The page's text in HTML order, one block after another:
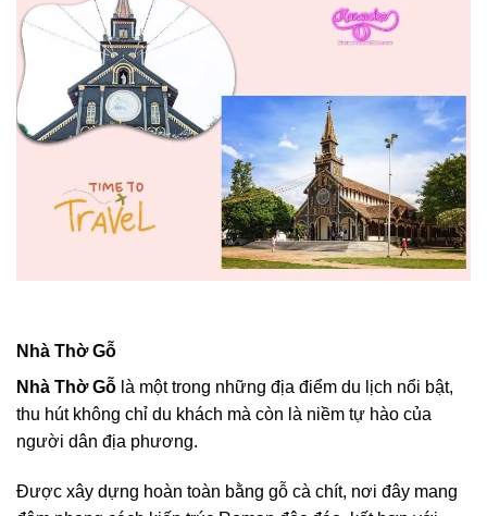
Nhà Thờ Gỗ
Nhà Thờ Gỗ là một trong những địa điểm du lịch nổi bật,
thu hút không chỉ du khách mà còn là niềm tự hào của
người dân địa phương.
Được xây dựng hoàn toàn bằng gỗ cà chít, nơi đây mang